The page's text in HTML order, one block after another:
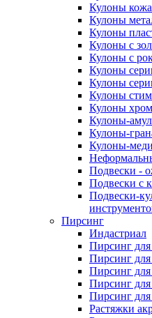
Кулоны
Кулоны
Кулоны
Кулоны с
Кулоны с
Кулоны
Кулоны
Кулоны
Кулоны
Кулоны-
Кулоны-
Кулоны-
Подвески -
Подвески с
Подвески-
Пирсинг
Индастриал
Пирсинг для
Пирсинг для
Пирсинг
Пирсинг
Пирсинг для
Растяжки